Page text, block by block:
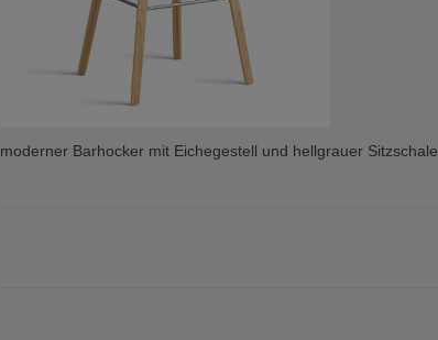
moderner Barhocker mit Eichegestell und hellgrauer Sitzschale